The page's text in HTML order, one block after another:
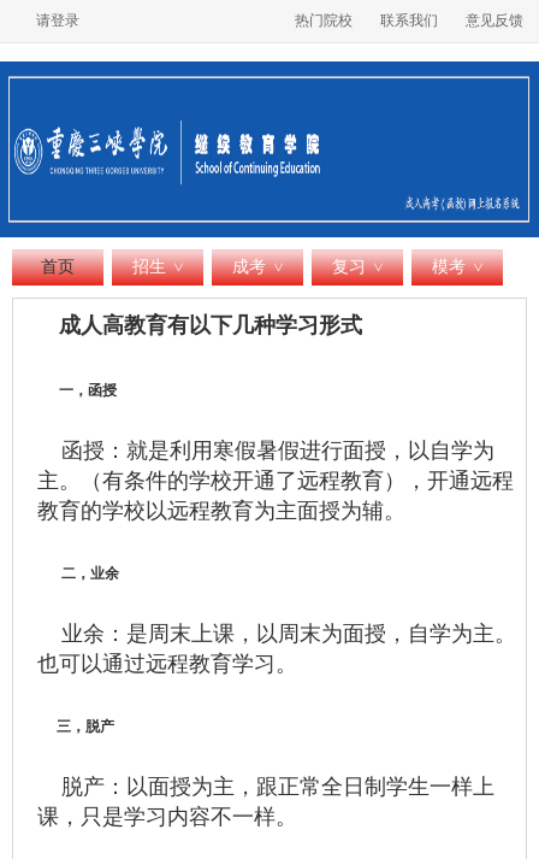
请登录 热门院校 联系我们 意见反馈
首页 招生 > 成考 > 复习 > 模考 >
成人高教育有以下几种学习形式
一，函授
函授：就是利用寒假暑假进行面授，以自学为
主。（有条件的学校开通了远程教育），开通远程
教育的学校以远程教育为主面授为辅。
二，业余
业余：是周末上课，以周末为面授，自学为主。
也可以通过远程教育学习。
三，脱产
脱产：以面授为主，跟正常全日制学生一样上
课，只是学习内容不一样。